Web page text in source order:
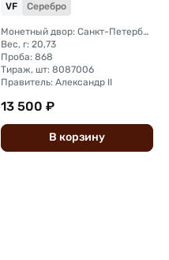
VF Серебро
Монетный двор: Санкт-Петербургский монетный двор
Вес, г: 20,73
Проба: 868
Тираж, шт: 8087006
Правитель: Александр II
13 500 ₽
В корзину